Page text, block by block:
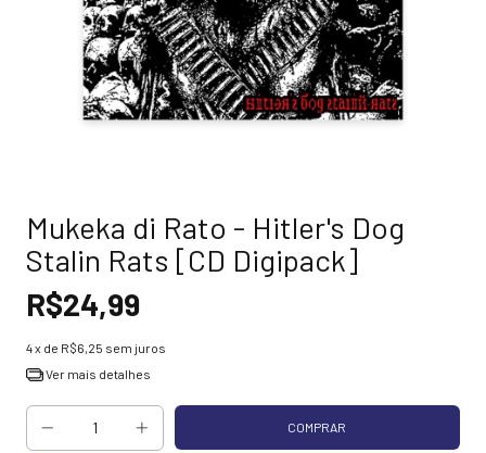
Mukeka di Rato - Hitler's Dog
Stalin Rats [CD Digipack]
R$24,99
4x de R$6,25 sem juros
Ver mais detalhes